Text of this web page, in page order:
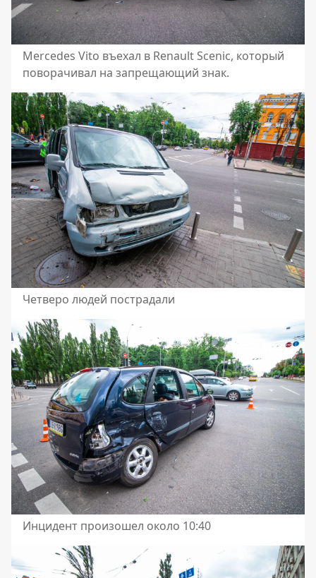
Mercedes Vito въехал в Renault Scenic, который
поворачивал на запрещающий знак.
Четверо людей пострадали
Инцидент произошел около 10:40